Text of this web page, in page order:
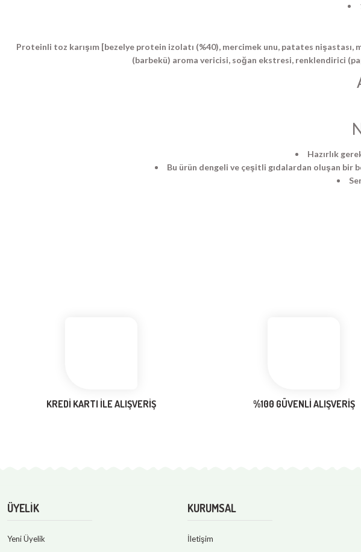
Proteinli toz karışım [bezelye protein izolatı (%40), mercimek unu, patates
(barbekü) aroma vericisi, soğan ekstresi, renklendirici
Hazırlık
Bu ürün dengeli ve çeşitli gıdalardan oluşan bir
KREDİ KARTI İLE ALIŞVERİŞ %100 GÜVENLİ ALIŞVERİŞ
ÜYELİK
Yeni Üyelik
KURUMSAL
İletişim